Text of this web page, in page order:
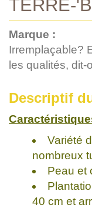
TERRE-
Marque :
Irremplaçable?
les qualités, dit-
Descriptif
Variété
nombreux
Peau et
40 cm et